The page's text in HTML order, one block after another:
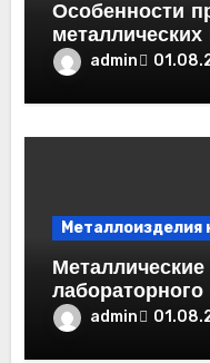
Особенности
агробизнеса
admin
Металлоизделия
admin